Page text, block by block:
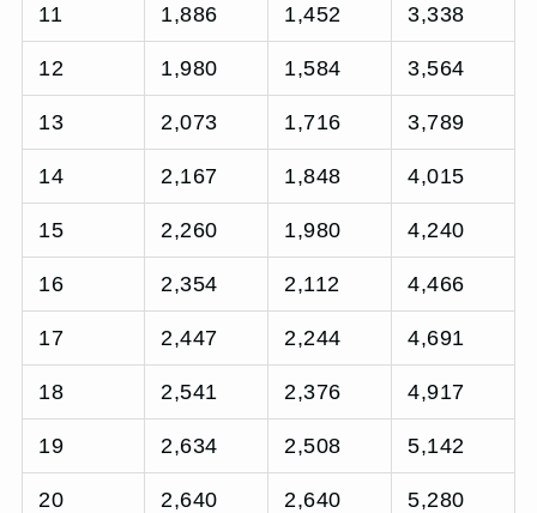
11 1,886 1,452 3,338
12 1,980 1,584 3,564
13 2,073 1,716 3,789
14 2,167 1,848 4,015
15 2,260 1,980 4,240
16 2,354 2,112 4,466
17 2,447 2,244 4,691
18 2,541 2,376 4,917
19 2,634 2,508 5,142
20 2,640 2,640 5,280